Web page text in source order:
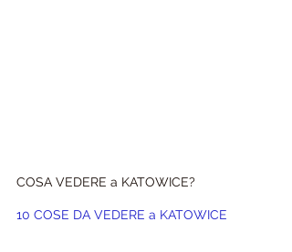
COSA VEDERE a KATOWICE?
10 COSE DA VEDERE a KATOWICE